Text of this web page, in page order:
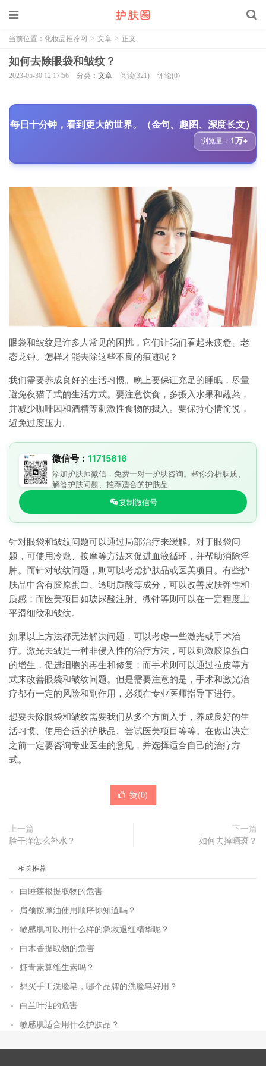
当前位置： 化妆品推荐网 > 文章 > 正文
如何去除眼袋和皱纹？
2023-05-30 12:17:56 分类： 文章 阅读(321) 评论(0)
每日十分钟，看到更大的世界。（金句、趣图、深度长文）
浏览量： 1万+
眼袋和皱纹是许多人常见的困扰，它们让我们看起来疲惫、老
态龙钟。怎样才能去除这些不良的痕迹呢？
我们需要养成良好的生活习惯。晚上要保证充足的睡眠，尽量
避免夜猫子式的生活方式。要注意饮食，多摄入水果和蔬菜，
并减少咖啡因和酒精等刺激性食物的摄入。要保持心情愉悦，
避免过度压力。
微信号： 11715616
添加护肤师微信，免费一对一护肤咨询。帮你分析肤质、
解答护肤问题、推荐适合的护肤品
复制微信号
针对眼袋和皱纹问题可以通过局部治疗来缓解。对于眼袋问
题，可使用冷敷、按摩等方法来促进血液循环，并帮助消除浮
肿。而针对皱纹问题，则可以考虑护肤品或医美项目。有些护
肤品中含有胶原蛋白、透明质酸等成分，可以改善皮肤弹性和
质感；而医美项目如玻尿酸注射、微针等则可以在一定程度上
平滑细纹和皱纹。
如果以上方法都无法解决问题，可以考虑一些激光或手术治
疗。激光去皱是一种非侵入性的治疗方法，可以刺激胶原蛋白
的增生，促进细胞的再生和修复；而手术则可以通过拉皮等方
式来改善眼袋和皱纹问题。但是需要注意的是，手术和激光治
疗都有一定的风险和副作用，必须在专业医师指导下进行。
想要去除眼袋和皱纹需要我们从多个方面入手，养成良好的生
活习惯、使用合适的护肤品、尝试医美项目等等。在做出决定
之前一定要咨询专业医生的意见，并选择适合自己的治疗方
式。
赞(0)
上一篇
脸干痒怎么补水？
下一篇
如何去掉晒斑？
相关推荐
白睡莲根提取物的危害
肩颈按摩油使用顺序你知道吗？
敏感肌可以用什么样的急救退红精华呢？
白木香提取物的危害
虾青素算维生素吗？
想买手工洗脸皂，哪个品牌的洗脸皂好用？
白兰叶油的危害
敏感肌适合用什么护肤品？